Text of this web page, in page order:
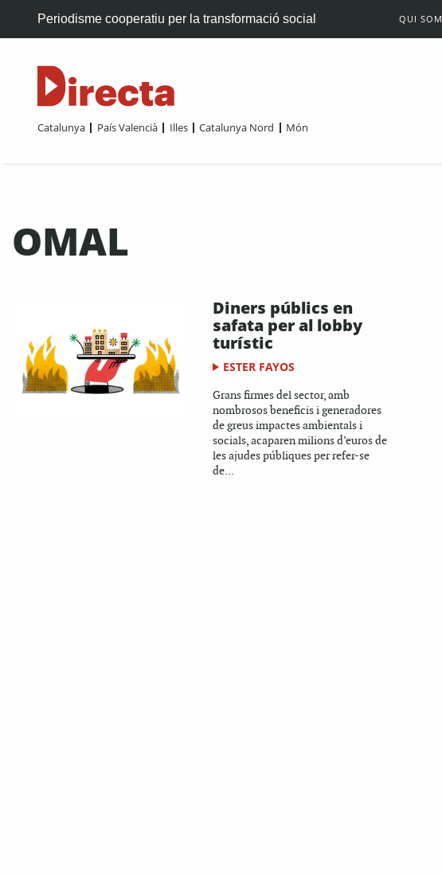
Periodisme cooperatiu per la transformació social QUI SOM
Catalunya País Valencià Illes Catalunya Nord Món
OMAL
Diners públics en
safata per al lobby
turístic
ESTER FAYOS
Grans firmes del sector, amb
nombrosos beneficis i generadores
de greus impactes ambientals i
socials, acaparen milions d’euros de
les ajudes públiques per refer-se
de...